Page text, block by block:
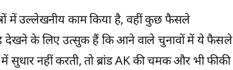
में उल्लेखनीय काम किया है, वहीं कुछ फैसले
देखने के लिए उत्सुक हैं कि आने वाले चुनावों में ये फैसले
नहीं करती, तो ब्रांड AK की चमक और भी फीकी